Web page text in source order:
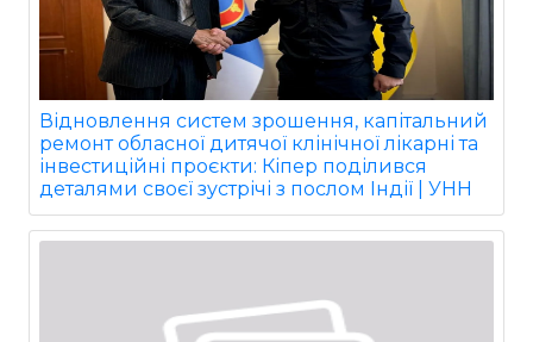
Відновлення систем зрошення, капітальний
ремонт обласної дитячої клінічної лікарні та
інвестиційні проєкти: Кіпер поділився
деталями своєї зустрічі з послом Індії | УНН